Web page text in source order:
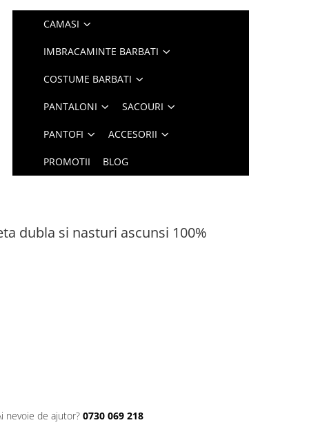
CAMASI
IMBRACAMINTE BARBATI
COSTUME BARBATI
PANTALONI SACOURI
PANTOFI ACCESORII
PROMOTII BLOG
dubla si nasturi ascunsi 100%
nevoie de ajutor? 0730 069 218